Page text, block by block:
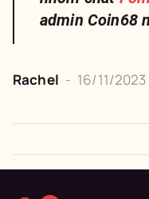
admin Coin68
Rachel - 16/11/2023